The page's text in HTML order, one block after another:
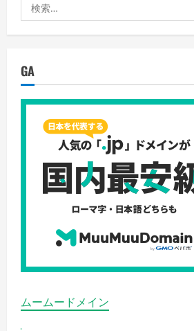
索:
GA
ムームードメイン